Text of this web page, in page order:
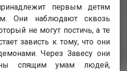
первым детям
Они наблюдают сквозь
не могут постичь, а те
зависть к тому, что они
Через Завесу они
спящим умам людей,